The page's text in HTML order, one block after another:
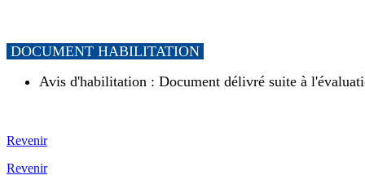
DOCUMENT HABILITATION
Avis d'habilitation : Document délivré suite à
Revenir
Revenir